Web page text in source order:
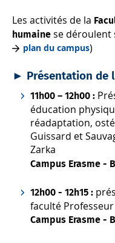
Les activités de la
humaine se déroulent
plan du campus)
► Présentation de
11h00 – 12h00 :
éducation
réadaptation,
Guissard et
Zarka
Campus Erasme -
12h00 - 12h15 :
faculté
Campus Erasme -